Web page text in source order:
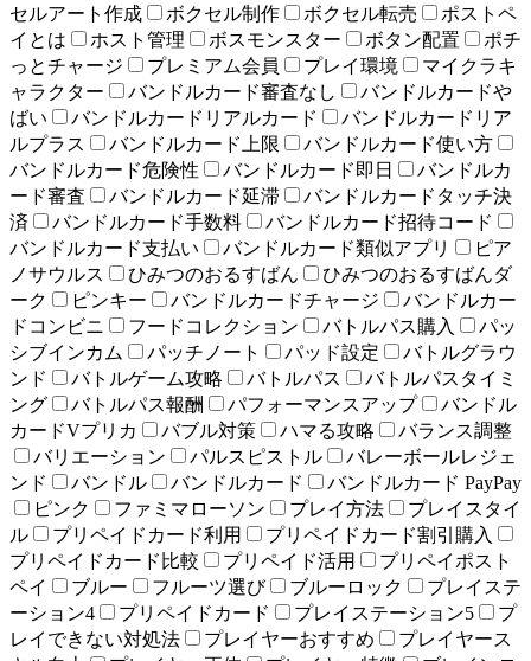
セルアート作成
ボクセル制作 ボクセル転売
ポストペ
イとは
ホスト管理 ボスモンスター ボタン配置
ポチ
っとチャージ
プレミアム会員 プレイ環境
マイクラキ
ャラクター
バンドルカード審査なし
バンドルカードや
ばい
バンドルカードリアルカード
バンドルカードリア
ルプラス
バンドルカード上限
バンドルカード使い方
バンドルカード危険性
バンドルカード即日
バンドルカ
ード審査
バンドルカード延滞
バンドルカードタッチ決
済
バンドルカード手数料
バンドルカード招待コード
バンドルカード支払い
バンドルカード類似アプリ
ピア
ノサウルス
ひみつのおるすばん
ひみつのおるすばんダ
ーク
ピンキー バンドルカードチャージ
バンドルカー
ドコンビニ
フードコレクション バトルパス購入
パッ
シブインカム
パッチノート パッド設定
バトルグラウ
ンド
バトルゲーム攻略 バトルパス
バトルパスタイミ
ング
バトルパス報酬 パフォーマンスアップ
バンドル
カードVプリカ
バブル対策 ハマる攻略
バランス調整
バリエーション
パルスピストル
バレーボールレジェ
ンド
バンドル バンドルカード
バンドルカード PayPay
ピンク
ファミマローソン プレイ方法
プレイスタイ
ル
プリペイドカード利用
プリペイドカード割引購入
プリペイドカード比較
プリペイド活用
プリペイポスト
ペイ
ブルー フルーツ選び ブルーロック
プレイステ
ーション4
プリペイドカード プレイステーション5
プ
レイできない対処法
プレイヤーおすすめ
プレイヤース